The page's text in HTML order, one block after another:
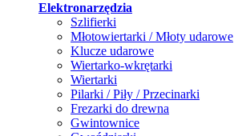
Elektronarzędzia
Szlifierki
Młotowiertarki / Młoty udarowe
Klucze udarowe
Wiertarko-wkrętarki
Wiertarki
Pilarki / Piły / Przecinarki
Frezarki do drewna
Gwintownice